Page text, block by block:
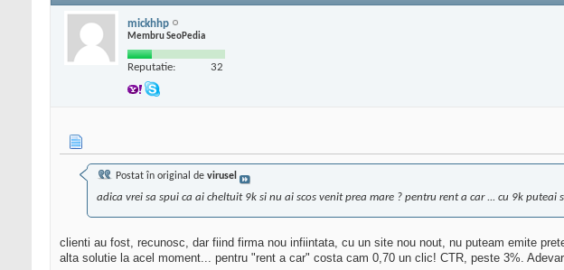
mickhhp
Membru SeoPedia
Reputatie: 32
Postat în original de virusel
adica vrei sa spui ca ai cheltuit 9k si nu ai scos venit prea mare ? pentru rent a car ... cu 9k puteai
clienti au fost, recunosc, dar fiind firma nou infiintata, cu un site nou nout, nu puteam emite
alta solutie la acel moment... pentru "rent a car" costa cam 0,70 un clic! CTR, peste 3%.